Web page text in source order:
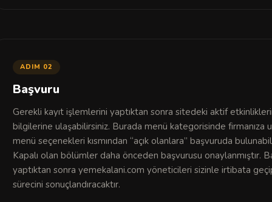
ADIM 02
Başvuru
Gerekli kayıt işlemlerini yaptıktan sonra sitedeki aktif
bilgilerine ulaşabilirsiniz. Burada menü kategorisinde firmanıza
menü seçenekleri kısmından “açık olanlara” başvuruda
Kapalı olan bölümler daha önceden başvurusu onaylanmıştır.
yaptıktan sonra yemekalani.com yöneticileri sizinle irtibata
sürecini sonuçlandıracaktır.